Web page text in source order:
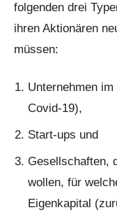
folgenden drei
ihren Aktionären
müssen:
Unternehmen
Covid-19),
Start-ups und
Gesellschaften,
wollen, für
Eigenkapital